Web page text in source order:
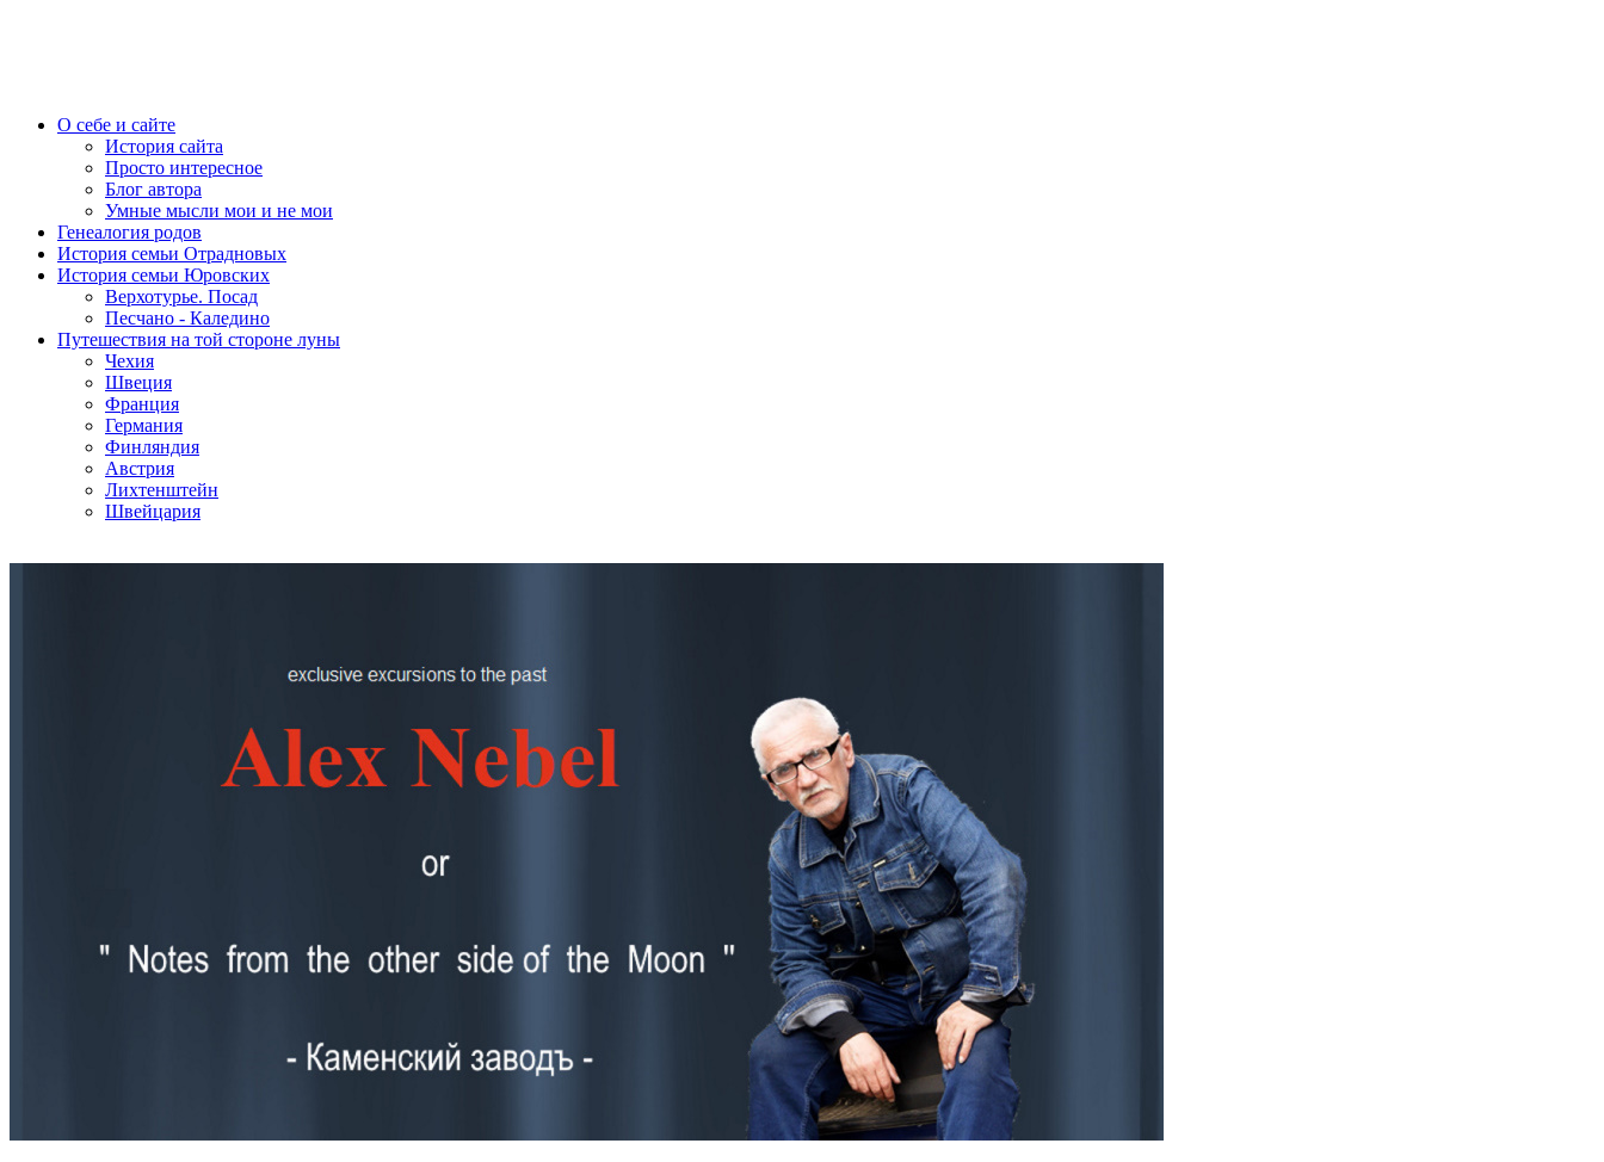
О себе и сайте
История сайта
Просто интересное
Блог автора
Умные мысли мои и не мои
Генеалогия родов
История семьи Отрадновых
История семьи Юровских
Верхотурье. Посад
Песчано - Каледино
Путешествия на той стороне луны
Чехия
Швеция
Франция
Германия
Финляндия
Австрия
Лихтенштейн
Швейцария